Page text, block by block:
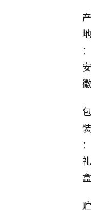
产
地
：
安
徽
包
装
：
礼
盒
贮